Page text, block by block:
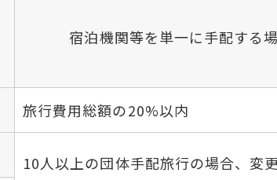
宿泊機関等を単一に手配する
旅行費用総額の20%以内
10人以上の団体手配旅行の場合、変